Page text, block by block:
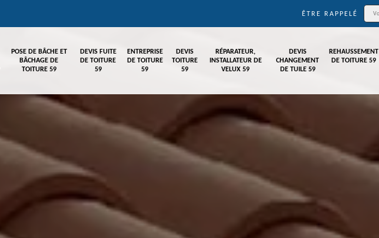
ÊTRE RAPPELÉ
POSE DE BÂCHE ET
BÂCHAGE DE
TOITURE 59
DEVIS FUITE
DE TOITURE
59
ENTREPRISE
DE TOITURE
59
DEVIS
TOITURE
59
RÉPARATEUR,
INSTALLATEUR DE
VELUX 59
DEVIS
CHANGEMENT
DE TUILE 59
REHAUSSEMENT
DE TOITURE 59